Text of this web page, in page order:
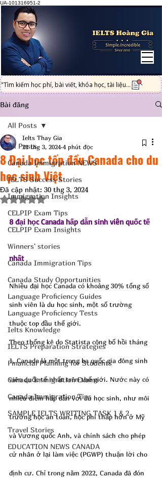
UA-101316951-2
"Tìm kiếm học phí, bài viết, khóa học, tài liệu...
Bài đăng
All Posts
Canada Immigration NEWS
IELTS Success Stories
Immigration Insights
CELPIP Exam Tips
CELPIP Exam Insights
Winners' stories
Canada Immigration Tips
Canada Study Opportunities
Language Proficiency Guides
Language Proficiency Tests
Ielts Knowledge
IELTS Preparation Strategies
Financial Planning for Students
Canada Immigration Exams
Canada Immigration Tips
SAMPLE IELTS WRITING TASK 1 & 2
Travel Stories
EDUCATION NEWS CANADA
All Posts
8 Đại học tốp đầu Canada cho du
học sinh Việt
Ielts Thay Gia
21 thg 3, 2024 4 phút đọc
Đã cập nhật: 30 thg 3, 2024
Đã xếp hạng NaN/5 sao.
8 đại học Canada hấp dẫn sinh viên quốc tế
nhất
Nhiều đại học Canada có khoảng 30% tổng số
sinh viên là du học sinh, một số trường
thuộc top đầu thế giới.
Theo thống kê do Statista công bố hồi tháng
1, Canada là một trong ba quốc gia đông sinh
viên quốc tế nhất trên thế giới. Nước này có
nhiều điểm hấp dẫn với du học sinh, như môi
trường học an toàn, học phí thấp hơn ở Mỹ
và Vương quốc Anh, và chính sách cho phép
cử nhân ở lại làm việc (PGWP) thuận lời cho
định cư. Chỉ trong năm 2022, Canada đã đón